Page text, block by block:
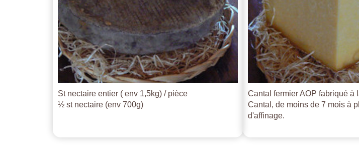
St nectaire entier ( env 1,5kg) / pièce
½ st nectaire (env 700g)
Cantal fermier AOP fabriqué à
Cantal, de moins de 7 mois à
d'affinage.